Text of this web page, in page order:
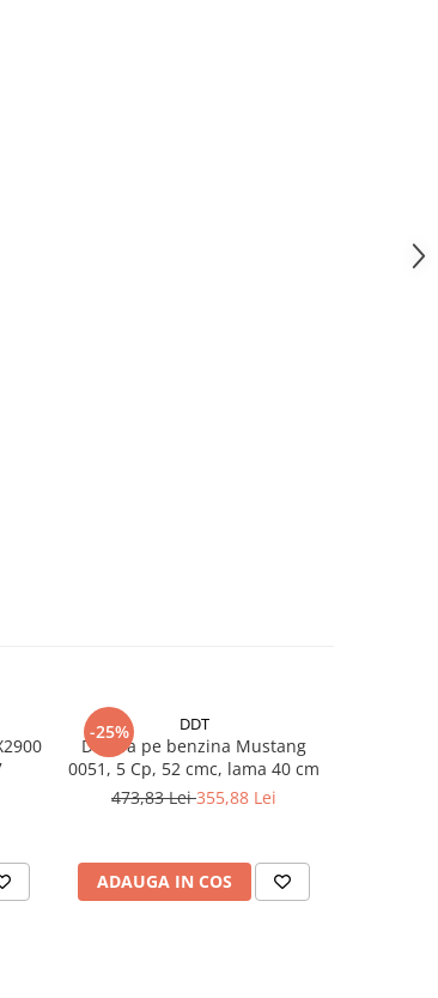
-25% DDT
Drujba pe benzina Mustang
0051, 5 Cp, 52 cmc, lama 40 cm
473,83 Lei355,88 Lei
ADAUGA IN COS